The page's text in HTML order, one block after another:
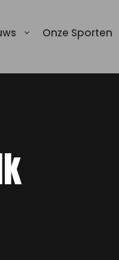
Onze Sporten